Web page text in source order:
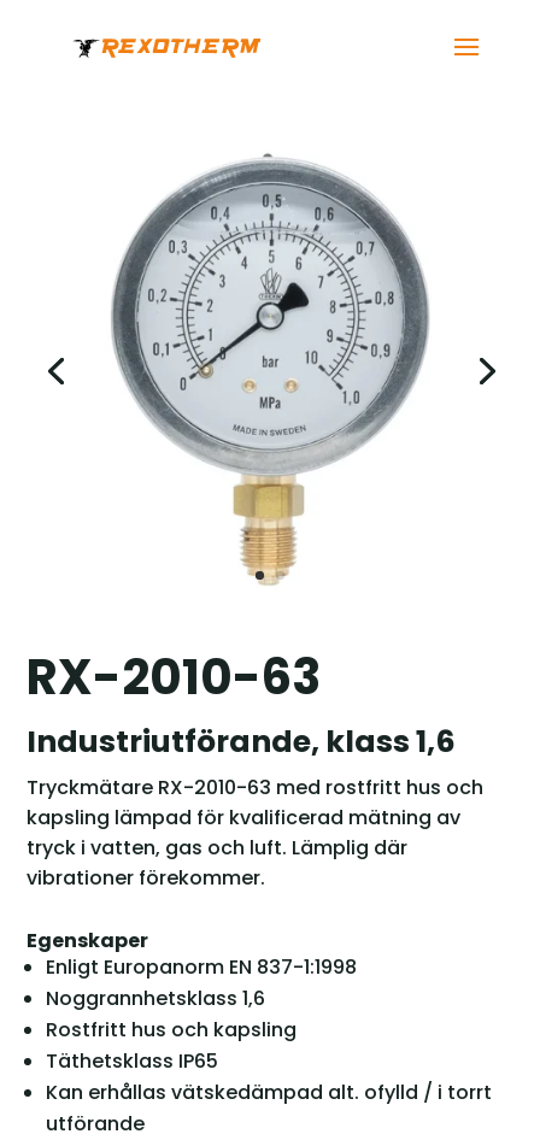
RX-2010-63
Industriutförande, klass 1,6
Tryckmätare RX-2010-63 med rostfritt hus och
kapsling lämpad för kvalificerad mätning av
tryck i vatten, gas och luft. Lämplig där
vibrationer förekommer.
Egenskaper
Enligt Europanorm EN 837-1:1998
Noggrannhetsklass 1,6
Rostfritt hus och kapsling
Täthetsklass IP65
Kan erhållas vätskedämpad alt. ofylld / i torrt
utförande